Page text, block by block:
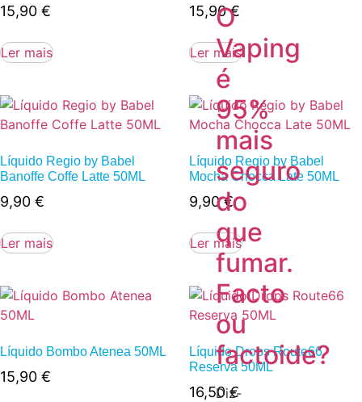
O
Vaping
é
95%
mais
seguro
do
que
fumar.
Facto
ou
factoide?
Diz-
15,90 €
Ler mais
15,90€
Ler mais
Líquido Regio by Babel
Banoffe Coffe Latte 50ML
9,90 €
Ler mais
Líquido Regio by Babel
Mocha Chocca Late 50ML
9,90€
Ler mais
Líquido Bombo Atenea 50ML
15,90 €
Líquido Drops Route66
Reserva 50ML
16,50€